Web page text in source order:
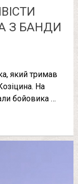
З БАНДИ
який тримав
На
бойовика …